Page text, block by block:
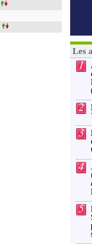
Les
1
2
3
4
5